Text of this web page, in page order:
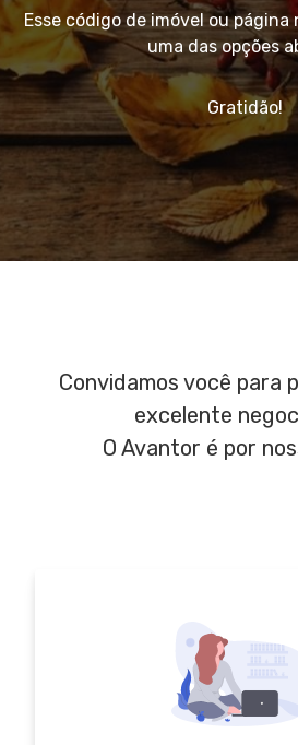
Esse código de imóvel ou
uma das opções
Gratidão!
Convidamos você para
excelente
O Avantor é por